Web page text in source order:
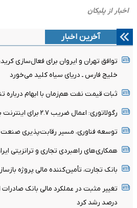
آخرین اخبار
توافق تهران و ایروان برای فعال‌سازی
خلیج فارس ـ دریای سیاه کلید می‌خورد
ثبات قیمت نفت هم‌زمان با ابهام درباره
رگولاتوری: اعمال ضریب ۲.۷ برای اینترنت بین‌الملل صحت ندارد
توسعه فناوری، مسیر رقابت‌پذیری
همکاری‌های راهبردی تجاری و ترانزیتی
بانک تجارت، تأمین‌کننده مالی پروژه بازسازی فازهای ۴ و
درصد رشد کرد